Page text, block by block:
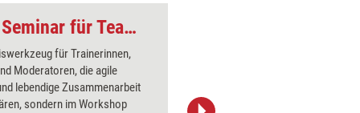
130 Impro-Tools im Seminar für Teambuilding und agile Führung – Neuerscheinung
für Trainerinnen,
Moderatoren, die agile
lebendige Zusammenarbeit
sondern im Workshop